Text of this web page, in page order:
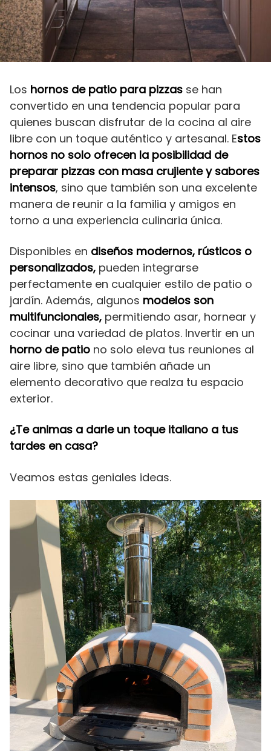
Los hornos de patio para pizzas se han
convertido en una tendencia popular para
quienes buscan disfrutar de la cocina al aire
libre con un toque auténtico y artesanal. Estos
hornos no solo ofrecen la posibilidad de
preparar pizzas con masa crujiente y sabores
intensos, sino que también son una excelente
manera de reunir a la familia y amigos en
torno a una experiencia culinaria única.
Disponibles en diseños modernos, rústicos o
personalizados, pueden integrarse
perfectamente en cualquier estilo de patio o
jardín. Además, algunos modelos son
multifuncionales, permitiendo asar, hornear y
cocinar una variedad de platos. Invertir en un
horno de patio no solo eleva tus reuniones al
aire libre, sino que también añade un
elemento decorativo que realza tu espacio
exterior.
¿Te animas a darle un toque italiano a tus
tardes en casa?
Veamos estas geniales ideas.